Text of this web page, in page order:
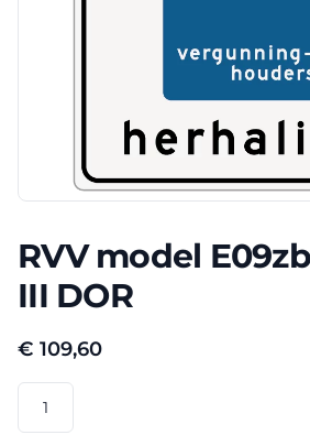
RVV model
III DOR
€ 109,60
model